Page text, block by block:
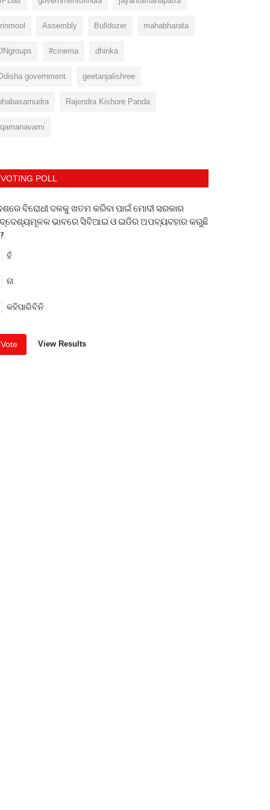
Assembly Bulldozer mahabharata
#cinema dhinka
government geetanjalishree
Rajendra Kishore Panda
VOTING POLL
ବିରୋଧୀ ଦଳକୁ ଖତମ କରିବା ପାଇଁ ମୋଦୀ ସରକାର
ଭାବରେ ସିବିଆଇ ଓ ଇଡିର ଅପବ୍ୟବହାର କରୁଛି
ହଁ
ନା
କହିପାରିବିନି
Vote View Results